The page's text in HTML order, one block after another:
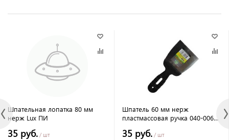
Шпательная лопатка 80 мм
нерж Lux ПИ
35 руб. / шт
Шпатель 60 мм нерж
пластмассовая ручка 040-0060
35 руб. / шт